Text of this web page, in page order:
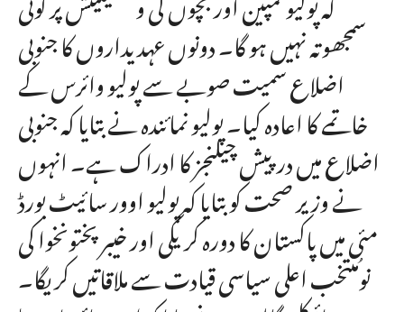
سمجھوتہ نہیں ہو گا۔ دونوں عہدیداروں کا جنوبی
اضلاع سمیت صوبے سے پولیو وائرس کے
خاتمے کا اعادہ کیا۔ پولیو نمائندہ نے بتایا کہ جنوبی
اضلاع میں درپیش چیلنجز کا ادراک ہے۔ انہوں
نے وزیر صحت کو بتایا کہ پولیو اوور سائیٹ بورڈ
مئی میں پاکستان کا دورہ کریگی اور خیبرپختونخوا کی
نومُنتخب اعلی سیاسی قیادت سے ملاقاتیں کریگا۔